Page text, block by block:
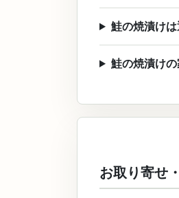
鮭の焼漬け
鮭の焼漬け
お取り寄せ